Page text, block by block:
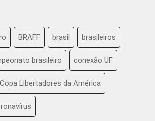
BRAFF brasil brasileiros
brasileiro conexão UF
Copa Libertadores da América